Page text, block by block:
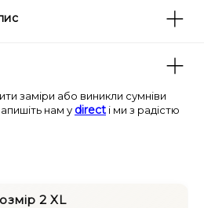
product/zhinochi-
batal-art-5006/
танга батал
—
не здавлює і не натирає.
заміри або виникли сумніви
нам у direct і ми з радістю
2 XL